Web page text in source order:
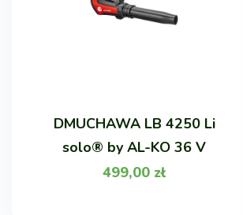
DMUCHAWA LB 4250 Li
solo® by AL-KO 36 V
499,00 zł